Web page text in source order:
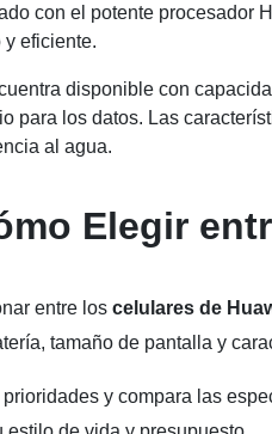
con el potente procesador
y eficiente.
disponible con
para los datos. Las
al agua.
Elegir
entre los celulares de
tamaño de pantalla y
prioridades y compara las